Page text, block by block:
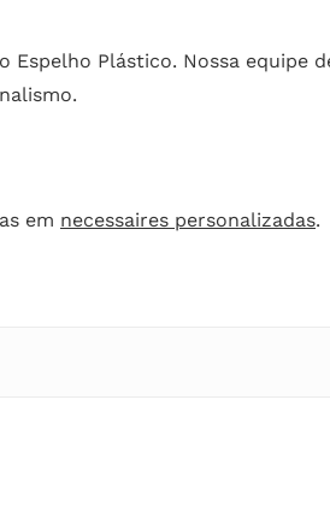
Plástico. Nossa equipe
em necessaires personalizadas.